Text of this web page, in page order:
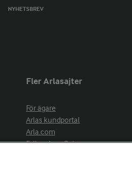
NYHETSBREV
Fler Arlasajter
För ägare
Arlas kundportal
Arla.com
Falbygdens Ost